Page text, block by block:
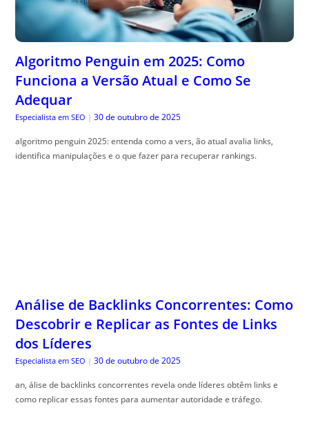
Algoritmo Penguin em 2025: Como
Funciona a Versão Atual e Como Se
Adequar
Especialista em SEO | 30 de outubro de 2025
algoritmo penguin 2025: entenda como a vers, ão atual avalia links,
identifica manipulações e o que fazer para recuperar rankings.
Análise de Backlinks Concorrentes: Como
Descobrir e Replicar as Fontes de Links
dos Líderes
Especialista em SEO | 30 de outubro de 2025
an, álise de backlinks concorrentes revela onde líderes obtêm links e
como replicar essas fontes para aumentar autoridade e tráfego.